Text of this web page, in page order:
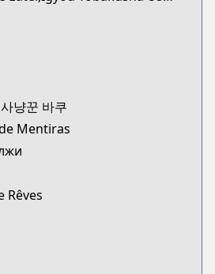
planet.com/manga/https://
series/12464/list
냥꾼 바쿠
Mentiras
Rêves